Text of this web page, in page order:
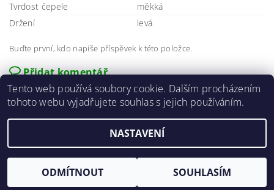
Tvrdost čepele
měkká
Držení
levá
Buďte první, kdo napíše příspěvek k této položce.
Přidat komentář
2026 ©E-agro.cz, všechna práva vyhrazena
Tento web používá soubory cookie. Dalším procházením
tohoto webu vyjadřujete souhlas s jejich používáním.
NASTAVENÍ
ODMÍTNOUT SOUHLASÍM